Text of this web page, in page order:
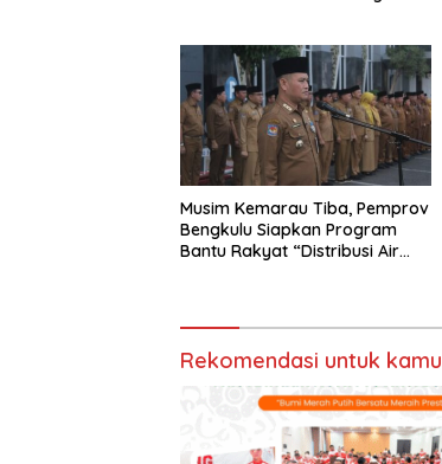
Musim Kemarau Tiba, Pemprov
Bengkulu Siapkan Program
Bantu Rakyat “Distribusi Air
Rekomendasi untuk kamu